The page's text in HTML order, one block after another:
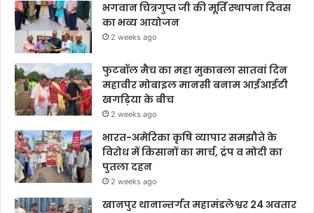
भगवान चित्रगुप्त जी की मूर्ति स्थापना दिवस
का भव्य आयोजन
2 weeks ago
फुटबॉल मैच का महा मुकाबला सातवां दिन
महावीर मोबाइल मानसी बनाम आईआईटी
खगड़िया के बीच
2 weeks ago
भारत-अमेरिका कृषि व्यापार समझौते के
विरोध में किसानों का मार्च, ट्रंप व मोदी का
पुतला दहन
2 weeks ago
खानपुर थानान्तर्गत महामंडलेश्वर 24 अवतार